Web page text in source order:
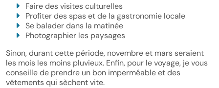
Faire des visites culturelles
Profiter des spas et de la gastronomie locale
Se balader dans la matinée
Photographier les paysages
Sinon, durant cette période, novembre et mars seraient
les mois les moins pluvieux. Enfin, pour le voyage, je vous
conseille de prendre un bon imperméable et des
vêtements qui sèchent vite.